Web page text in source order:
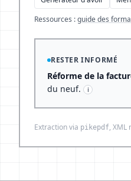
Ressources :guide des
RESTER INFORMÉ
Réforme de la
du neuf.
i
Extraction via pikepdf, XML